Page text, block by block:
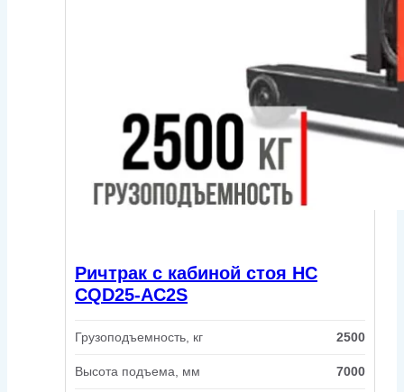
Ричтрак с кабиной стоя HC
CQD25-AC2S
Грузоподъемность, кг 2500
Высота подъема, мм 7000